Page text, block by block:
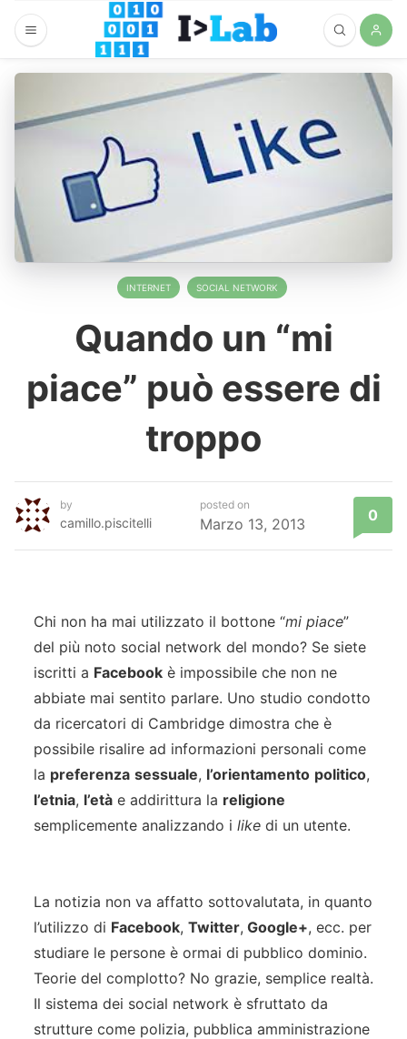
INTERNET SOCIAL NETWORK
Quando un “mi
piace” può essere di
troppo
by
camillo.piscitelli
posted on
Marzo 13, 2013 0
Chi non ha mai utilizzato il bottone “mi piace”
del più noto social network del mondo? Se siete
iscritti a Facebookè impossibile che non ne
abbiate mai sentito parlare. Uno studio condotto
da ricercatori di Cambridge dimostra che è
possibile risalire ad informazioni personali come
la preferenza sessuale, l’orientamento politico,
l’etnia, l’etàe addirittura la religione
semplicemente analizzando i like di un utente.
La notizia non va affatto sottovalutata, in quanto
l’utilizzo di Facebook, Twitter, Google+, ecc. per
studiare le persone è ormai di pubblico dominio.
Teorie del complotto? No grazie, semplice realtà.
Il sistema dei social network è sfruttato da
strutture come polizia, pubblica amministrazione